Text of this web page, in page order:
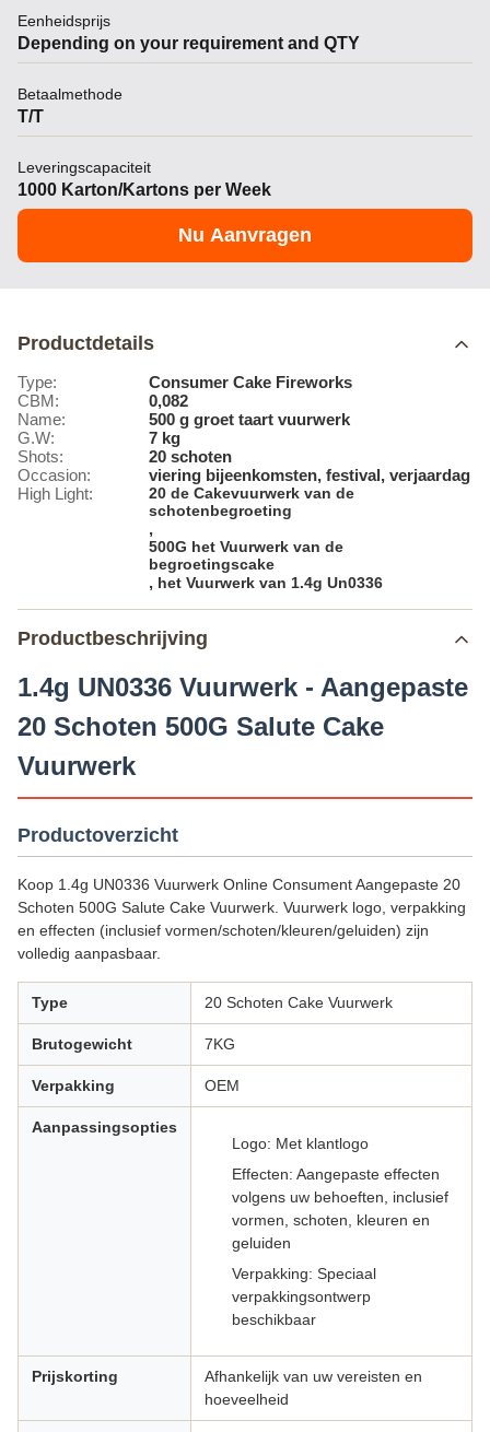
Eenheidsprijs
Depending on your requirement and QTY
Betaalmethode
T/T
Leveringscapaciteit
1000 Karton/Kartons per Week
Nu Aanvragen
Productdetails
Type:
Consumer Cake Fireworks
CBM:
0,082
Name:
500 g groet taart vuurwerk
G.W:
7 kg
Shots:
20 schoten
Occasion:
viering bijeenkomsten, festival, verjaardag
High Light:
20 de Cakevuurwerk van de
schotenbegroeting
,
500G het Vuurwerk van de
begroetingscake
, het Vuurwerk van 1.4g Un0336
Productbeschrijving
1.4g UN0336 Vuurwerk - Aangepaste
20 Schoten 500G Salute Cake
Vuurwerk
Productoverzicht
Koop 1.4g UN0336 Vuurwerk Online Consument Aangepaste 20
Schoten 500G Salute Cake Vuurwerk. Vuurwerk logo, verpakking
en effecten (inclusief vormen/schoten/kleuren/geluiden) zijn
volledig aanpasbaar.
Type 20 Schoten Cake Vuurwerk
Brutogewicht 7KG
Verpakking OEM
Aanpassingsopties
Logo: Met klantlogo
Effecten: Aangepaste effecten
volgens uw behoeften, inclusief
vormen, schoten, kleuren en
geluiden
Verpakking: Speciaal
verpakkingsontwerp
beschikbaar
Prijskorting
Afhankelijk van uw vereisten en
hoeveelheid